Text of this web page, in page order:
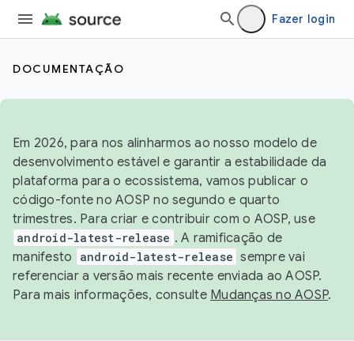
Fazer login
DOCUMENTAÇÃO
Em 2026, para nos alinharmos ao nosso modelo de
desenvolvimento estável e garantir a estabilidade da
plataforma para o ecossistema, vamos publicar o
código-fonte no AOSP no segundo e quarto
trimestres. Para criar e contribuir com o AOSP, use
android-latest-release . A ramificação de
manifesto
android-latest-release sempre vai
referenciar a versão mais recente enviada ao AOSP.
Para mais informações, consulte Mudanças no AOSP.